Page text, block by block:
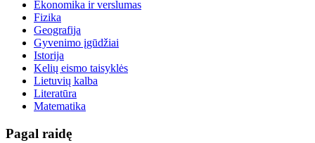
Ekonomika ir verslumas
Fizika
Geografija
Gyvenimo įgūdžiai
Istorija
Kelių eismo taisyklės
Lietuvių kalba
Literatūra
Matematika
Pagal raidę